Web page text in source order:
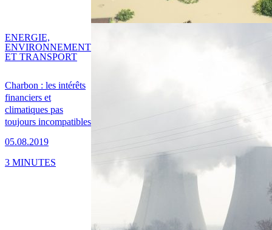
Charbon : les intérêts
financiers et
climatiques pas
toujours incompatibles
05.08.2019
ENERGIE,
ENVIRONNEMENT
ET TRANSPORT
3 MINUTES